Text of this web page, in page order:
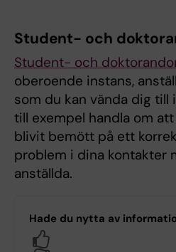
Student- och
Student- och
oberoende instans,
som du kan vända dig till
till exempel handla om
blivit bemött på ett
problem i dina kontakter
anställda.
Hade du nytta av